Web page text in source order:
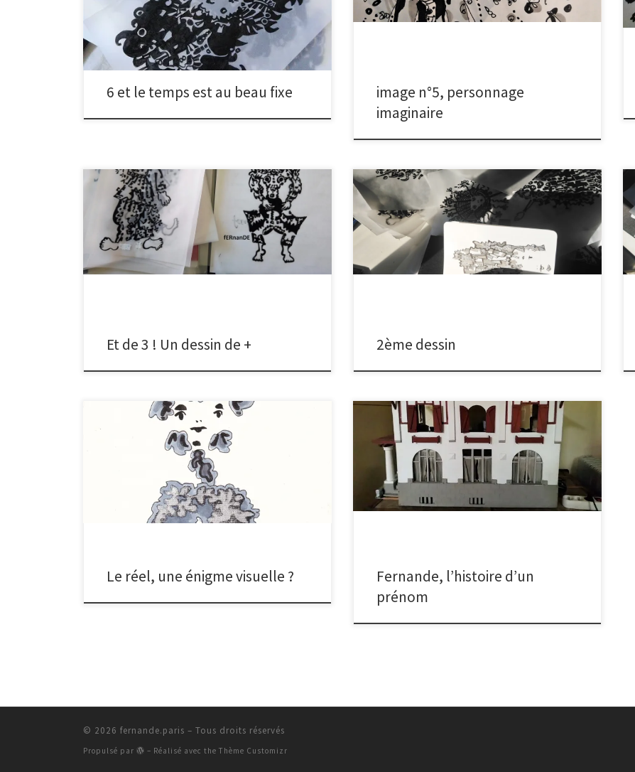
une spatule. Et ce produit réagira à la lumière. Puis
lorsque c’est […]
6 et le temps est au beau fixe
moi qui les connaissais et les avais oubliés. Un autre
temps s’installe, une passerelle se tisse entre les
image n°5, personnage
imaginaire
Les dessins s’accumulent dans ma chemise. Ainsi je
pourrai choisir, les mêler, les superposer pour créer à
chaque impression un rendu unique à partir de dessins
identiques. Pour le plaisir du jeu, et pour faire en sorte
que chaque œuvre sérigraphiée soit originale.
Et de 3 ! Un dessin de +
Le carrosse s’est transformé en citrouille, mais
qu’importent les heures, voici le 2ème dessin du
2ème jour, ou plutôt de la 2ème nuit ! Dans de petits
carnets, je cherche mes idées, laisse le feutre décider
de nouvelles bobines ou figures. C’est la main qui
2ème dessin
En tombant par hasard sur l’émission télévisée la
Grande Librairie, je fus très étonnée d’entendre
peintres et écrivains parler du « réel » comme si c’était
une évidence, un état déterminé et immuable. Un
concept sur lequel tous les invités s’accordaient sans
une seule fois, tenter de le définir. Comme […]
Le réel, une énigme visuelle ?
J’ai trois prénoms, une maison et aucun petit cochon !
Le 3ème, celui de ma grand-mère maternelle, est
Fernande, c’est ce petit dernier que je choisis. «
Mamie » fut toujours très présente. Du haut de ses
1m50, elle usait de son grand âge pour régner dans
notre maisonnée, choisir […]
Fernande, l’histoire d’un
prénom
© 2026 fernande.paris – Tous droits réservés
Propulsé par – Réalisé avec the Thème Customizr